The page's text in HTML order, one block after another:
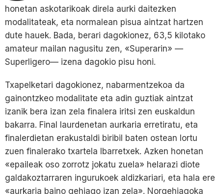
honetan askotarikoak direla aurki daitezken
modalitateak, eta normalean pisua aintzat hartzen
dute hauek. Bada, berari dagokionez, 63,5 kilotako
amateur mailan nagusitu zen, «Superarin» —
Superligero— izena dagokio pisu honi.
Txapelketari dagokionez, nabarmentzekoa da
gainontzkeo modalitate eta adin guztiak aintzat
izanik bera izan zela finalera iritsi zen euskaldun
bakarra. Final laurdenetan aurkaria erretiratu, eta
finalerdietan erakustaldi biribil baten ostean lortu
zuen finalerako txartela Ibarretxek. Azken honetan
«epaileak oso zorrotz jokatu zuela» helarazi diote
galdakoztarraren ingurukoek aldizkariari, eta hala ere
«aurkaria baino gehiago izan zela». Norgehiagoka